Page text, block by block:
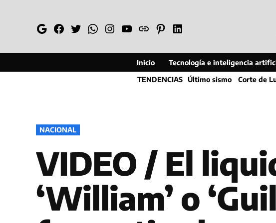
GoogleFacebook
TwitterWhatsapp
Instagram
YouTube
WebPinterestLinkedin
Inicio Tecnología e inteligencia
TENDENCIAS Último sismo Corte de
PUBLICADO
EN
NACIONAL
VIDEO / El
‘William’ o